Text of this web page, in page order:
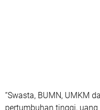
“Swasta, BUMN, UMKM
pertumbuhan tinggi,